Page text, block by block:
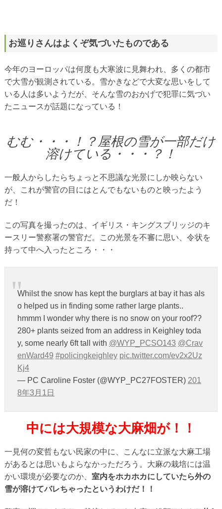
お巡りさんはよくぞ気づいたものである
今年のヨーロッパは何度も大寒波に見舞われ、多くの都市
で大雪が観測されている。雪かきなどで大変な思いをして
いる人は多いようだが、そんな雪のおかげで犯罪に気づい
たニュースが話題になっている！
むむ・・・！？屋根の雪が一部だけ
溶けている・・・？！
一般人からしたらちょっと不思議な光景にしか映らない
が、これが警官の目にはとんでもないものと映ったよう
だ！
この写真を撮ったのは、イギリス・キングスブリッジのキ
ースリー警察署の警官だ。この光景を不審に思い、令状を
持って中へ入ったところ・・・
Whilst the snow has kept the burglars at bay it has als
o helped us in finding some rather large plants..
hmmm I wonder why there is no snow on your roof??
280+ plants seized from an address in Keighley toda
y, some nearly 6ft tall with @WYP_PCSO143 @Crav
enWard49 #policingkeighley pic.twitter.com/ev2x2Uz
Kj4
— PC Caroline Foster (@WYP_PC27FOSTER) 201
8年3月1日
中には大規模な大麻畑が！！
一見何の変哲もない民家の中に、こんなに立派な大麻工場
があるとは思いもよらなかっただろう。大麻の栽培には温
かい環境が必要なのか、 室内をホカホカにしていたら外の
雪が溶けてバレちゃったというわけだ！！